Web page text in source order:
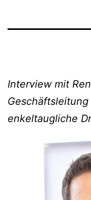
Interview mit
Geschäftsleitung
enkeltaugliche